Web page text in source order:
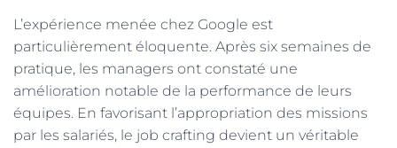
L’expérience menée chez Google est
particulièrement éloquente. Après six semaines de
pratique, les managers ont constaté une
amélioration notable de la performance de leurs
équipes. En favorisant l’appropriation des missions
par les salariés, le job crafting devient un véritable